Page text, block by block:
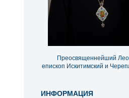
Преосвященнейший
епископ Искитимский и
ИНФОРМАЦИЯ